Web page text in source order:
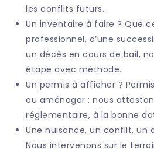
les conflits futurs.
Un inventaire à faire ? Que
professionnel, d’une
un décès en cours de bail,
étape avec méthode.
Un permis à afficher ?
ou aménager : nous
réglementaire, à la bonne
Une nuisance, un conflit, un
Nous intervenons sur le